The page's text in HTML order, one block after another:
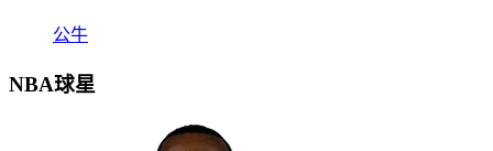
公牛
NBA球星